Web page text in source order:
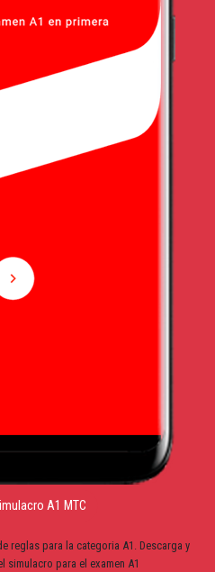
A1 MTC
reglas para la categoria A1. Descarga y
simulacro para el examen A1